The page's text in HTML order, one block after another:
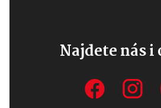
Najdete nás